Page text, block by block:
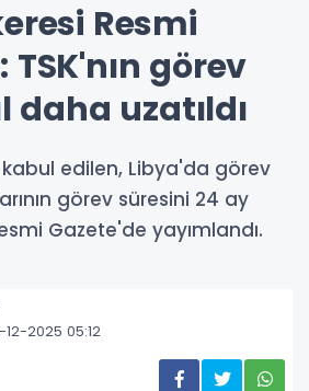
Resmi
TSK'nın görev
daha uzatıldı
kabul edilen, Libya'da görev
görev süresini 24 ay
Gazete'de yayımlandı.
2025 05:12